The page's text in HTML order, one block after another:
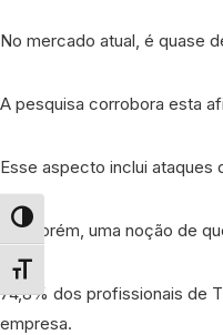
Alternar alto contraste
Alternar tamanho da fonte
No mercado atual, é quase
A pesquisa corrobora esta
Esse aspecto inclui ataques
Há, porém, uma noção de
74,8% dos profissionais de
empresa.